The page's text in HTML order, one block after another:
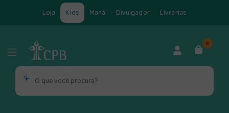
Loja Kids Maná Divulgador Livrarias
0